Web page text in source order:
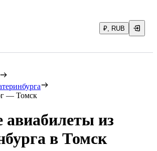
₽, RUB
— Томск
из
в Томск